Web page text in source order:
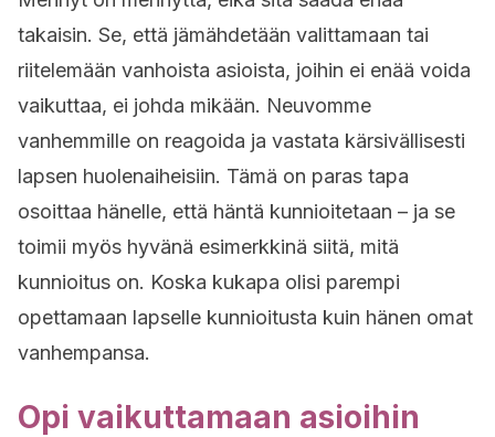
takaisin. Se, että jämähdetään valittamaan tai
riitelemään vanhoista asioista, joihin ei enää voida
vaikuttaa, ei johda mikään. Neuvomme
vanhemmille on reagoida ja vastata kärsivällisesti
lapsen huolenaiheisiin. Tämä on paras tapa
osoittaa hänelle, että häntä kunnioitetaan – ja se
toimii myös hyvänä esimerkkinä siitä, mitä
kunnioitus on. Koska kukapa olisi parempi
opettamaan lapselle kunnioitusta kuin hänen omat
vanhempansa.
Opi vaikuttamaan asioihin